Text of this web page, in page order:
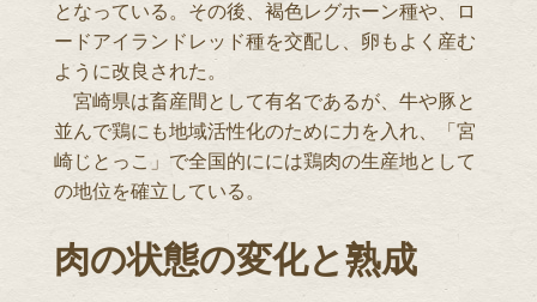
となっている。その後、褐色レグホーン種や、ロ
ードアイランドレッド種を交配し、卵もよく産む
ように改良された。
宮崎県は畜産間として有名であるが、牛や豚と
並んで鶏にも地域活性化のために力を入れ、「宮
崎じとっこ」で全国的にには鶏肉の生産地として
の地位を確立している。
肉の状態の変化と熟成